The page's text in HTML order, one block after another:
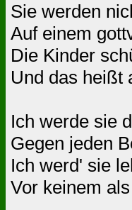
Sie werden
Auf einem
Die Kinder
Und das heißt
Ich werde sie
Gegen jeden
Ich werd' sie
Vor keinem